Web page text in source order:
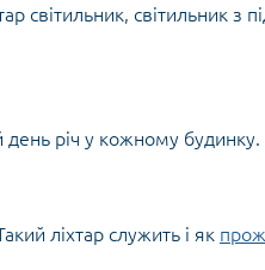
світильник, світильник з
день річ у кожному будинку.
ліхтар служить і як